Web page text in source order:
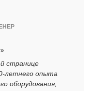
странице
летнего опыта
оборудования,